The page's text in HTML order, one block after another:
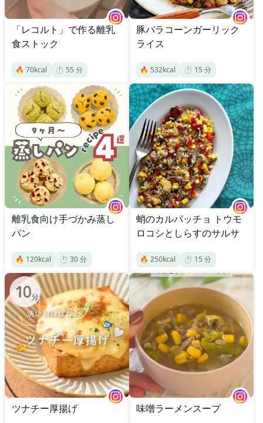
「レコルト」で作る離乳
食ストック
🔥 70kcal ⏱️ 55 分
豚バラコーンガーリック
ライス
🔥 532kcal ⏱️ 15 分
離乳食向け手づかみ蒸し
パン
🔥 120kcal ⏱️ 30分
蛸のカルパッチョ トウモ
ロコシとしらすのサルサ
🔥 250kcal ⏱️ 15 分
ツナチー厚揚げ 味噌ラーメンスープ